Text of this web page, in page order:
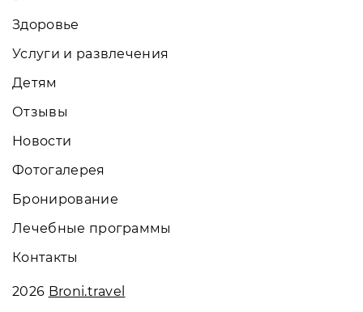
Здоровье
Услуги и развлечения
Детям
Отзывы
Новости
Фотогалерея
Бронирование
Лечебные программы
Контакты
2026 Broni.travel